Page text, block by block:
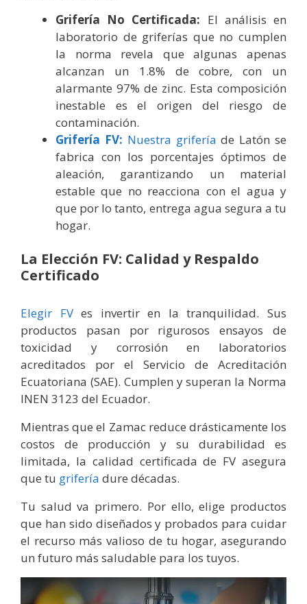
Grifería No Certificada: El análisis en
laboratorio de griferías que no cumplen
la norma revela que algunas apenas
alcanzan un 1.8% de cobre, con un
alarmante 97% de zinc. Esta composición
inestable es el origen del riesgo de
contaminación.
Grifería FV: Nuestra grifería de Latón se
fabrica con los porcentajes óptimos de
aleación, garantizando un material
estable que no reacciona con el agua y
que por lo tanto, entrega agua segura a tu
hogar.
La Elección FV: Calidad y Respaldo
Certificado
Elegir FVes invertir en la tranquilidad. Sus
productos pasan por rigurosos ensayos de
toxicidad y corrosión en laboratorios
acreditados por el Servicio de Acreditación
Ecuatoriana (SAE). Cumplen y superan la Norma
INEN 3123 del Ecuador.
Mientras que el Zamac reduce drásticamente los
costos de producción y su durabilidad es
limitada, la calidad certificada de FV asegura
que tu grifería dure décadas.
Tu salud va primero. Por ello, elige productos
que han sido diseñados y probados para cuidar
el recurso más valioso de tu hogar, asegurando
un futuro más saludable para los tuyos.